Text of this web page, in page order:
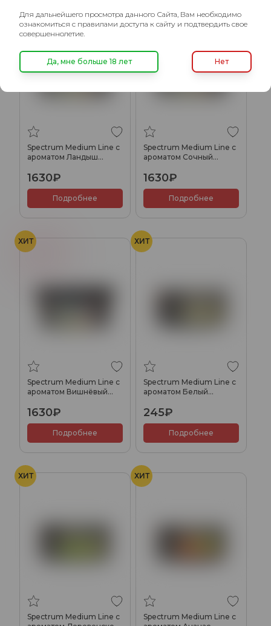
Виноград
Spectrum Medium Line с
ароматом Ландыш
200 гр.
1630₽
Подробнее
Апельсин
Spectrum Medium Line с
ароматом Сочный
200 гр.
1630₽
Подробнее
ХИТ
Spectrum Medium Line с
ароматом Вишнёвый
гр.
1630₽
Подробнее
ХИТ
Spectrum Medium Line с
ароматом Белый
245₽
Подробнее
ХИТ
Spectrum Medium Line с
ХИТ
Spectrum Medium Line с
Для дальнейшего просмотра данного Сайта, Вам необходимо
ознакомиться с правилами доступа к сайту и подтвердить свое
совершеннолетие.
Да, мне больше 18 лет Нет